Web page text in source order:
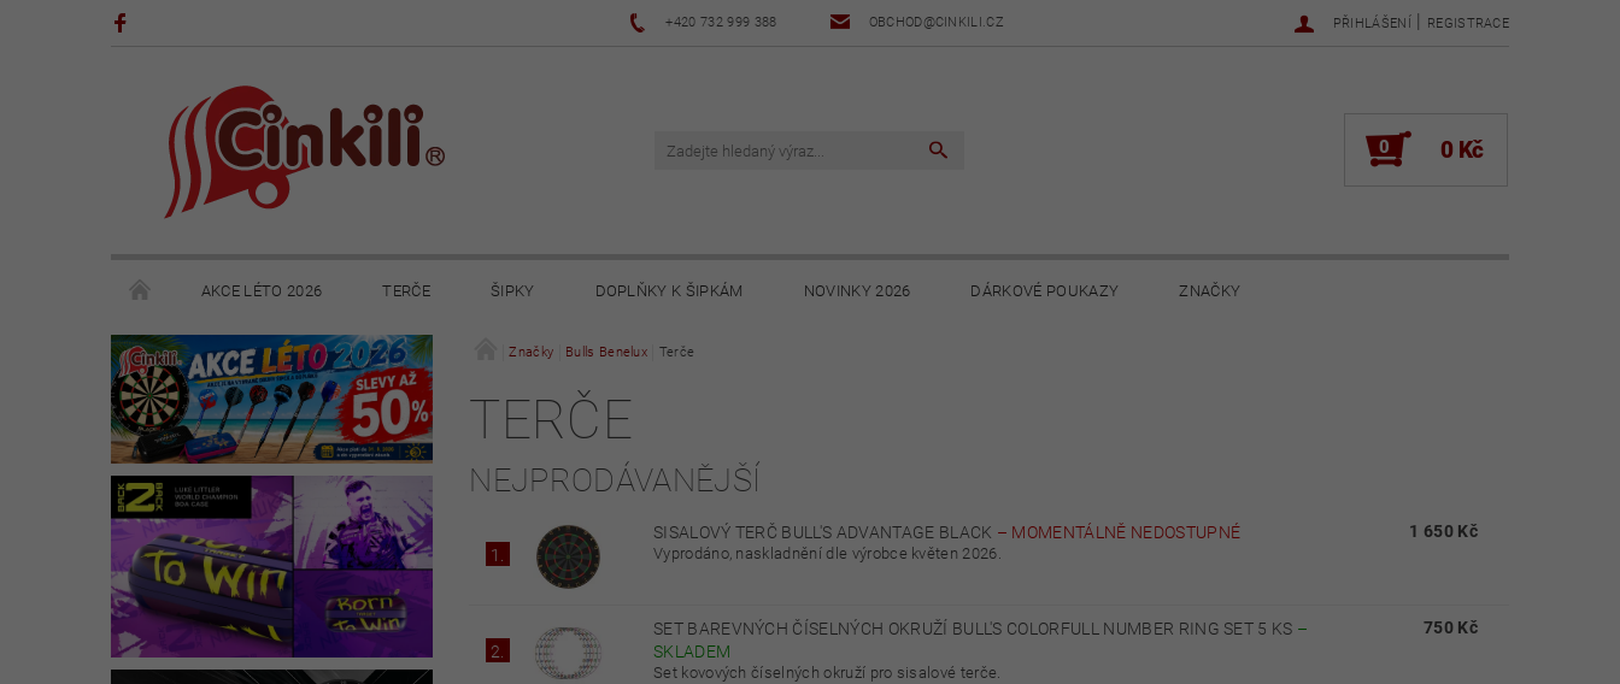
+420 732 999 388 OBCHOD@CINKILI.CZ PŘIHLÁŠENÍ | REGISTRACE
0 0 Kč
AKCE LÉTO 2026 TERČE ŠIPKY DOPLŇKY K ŠIPKÁM NOVINKY 2026 DÁRKOVÉ POUKAZY ZNAČKY
POHÁRY A TROFEJE VÝPRODEJ HRY NOVINKY 2025
KONTAKTY NAPIŠTE NÁM OBCHODNÍ PODMÍNKY
Značky Bulls Benelux Terče
TERČE
NEJPRODÁVANĚJŠÍ
1.
SISALOVÝ TERČ BULL'S ADVANTAGE BLACK – MOMENTÁLNĚ NEDOSTUPNÉ
Vyprodáno, naskladnění dle výrobce květen 2026.
1 650 Kč
2.
SET BAREVNÝCH ČÍSELNÝCH OKRUŽÍ BULL'S COLORFULL NUMBER RING SET 5 KS –
SKLADEM
Set kovových číselných okruží pro sisalové terče.
750 Kč